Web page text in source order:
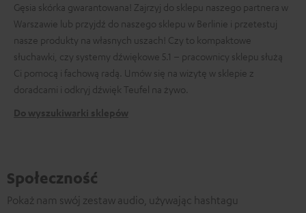
Gęsia skórka gwarantowana! Zajrzyj do sklepu naszego partnera w
Warszawie lub przyjdź do naszego sklepu w Berlinie i przetestuj
nasze produkty na własnych uszach! Czy to kompaktowe
słuchawki, czy systemy dźwiękowe 5.1 – pracownicy sklepu służą
Ci pomocą i fachową radą. Umów się na wizytę w sklepie z
doradcami i odkryj dźwięk Teufel na żywo.
Do wyszukiwarki sklepów
Społeczność
Pokaż nam swój zestaw audio, używając hashtagu